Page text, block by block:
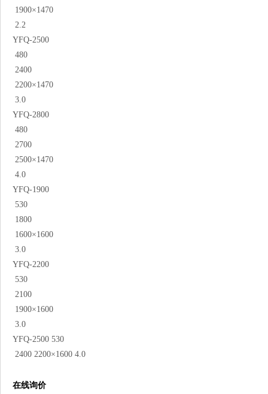
1900×1470
2.2
YFQ-2500
480
2400
2200×1470
3.0
YFQ-2800
480
2700
2500×1470
4.0
YFQ-1900
530
1800
1600×1600
3.0
YFQ-2200
530
2100
1900×1600
3.0
YFQ-2500 530
2400 2200×1600 4.0
在线询价